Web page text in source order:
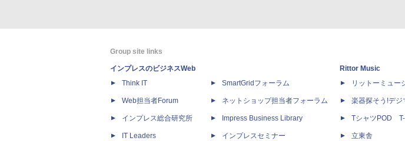
Group site links
インプレスのビジネスWeb
Think IT
Web担当者Forum
インプレス総合研究所
IT Leaders
SmartGridフォーラム
ネットショップ担当者フォーラム
Impress Business Library
インプレスセミナー
Rittor Music
リットーミュー
楽器探そう!デジ
TシャツPOD
立東舎